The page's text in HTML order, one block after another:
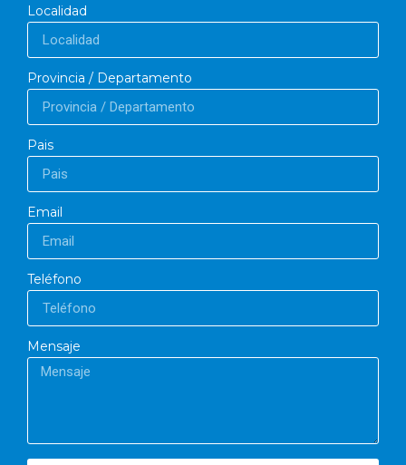
Localidad
Provincia / Departamento
Pais
Email
Teléfono
Mensaje